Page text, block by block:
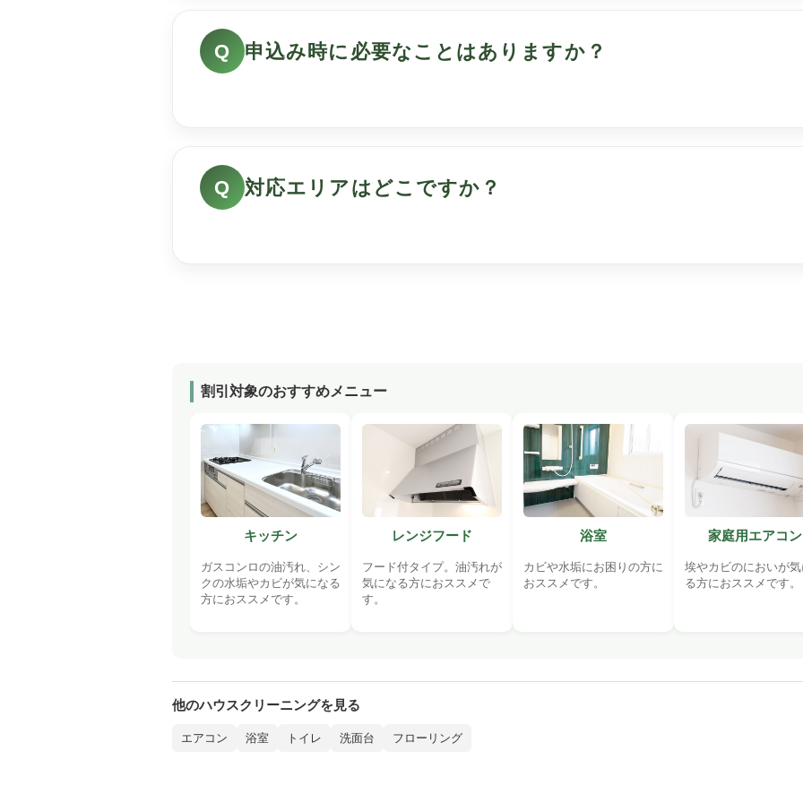
申込み時に必要なことはありますか？
対応エリアはどこですか？
割引対象のおすすめメニュー
キッチン
ガスコンロの油汚れ、シン
クの水垢やカビが気になる
方におススメです。
レンジフード
フード付タイプ。油汚れが
気になる方におススメで
す。
浴室
カビや水垢にお困りの方に
おススメです。
家庭用エアコン
埃やカビのにおいが
る方におススメです。
他のハウスクリーニングを見る
エアコン 浴室 トイレ 洗面台 フローリング